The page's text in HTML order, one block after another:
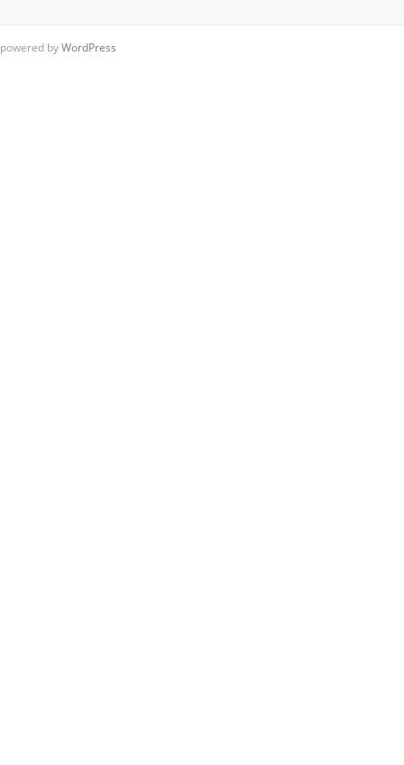
powered byWordPress